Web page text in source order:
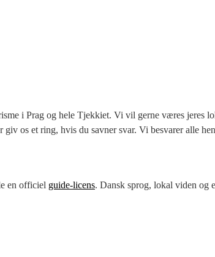
i Prag og hele Tjekkiet. Vi vil gerne væres jeres
os et ring, hvis du savner svar. Vi besvarer alle
en officiel guide-licens. Dansk sprog, lokal viden og